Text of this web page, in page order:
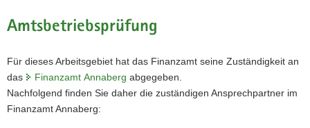
N
v
i
g
a
Amtsbetriebsprüfung
Für dieses Arbeitsgebiet hat das Finanzamt seine Zuständigkeit an
das
Finanzamt Annaberg abgegeben.
Nachfolgend finden Sie daher die zuständigen Ansprechpartner im
Finanzamt Annaberg: